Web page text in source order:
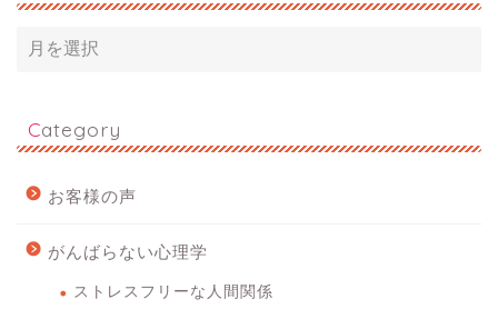
Category
お客様の声
がんばらない心理学
ストレスフリーな人間関係